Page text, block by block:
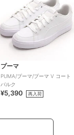
プーマ
PUMA/プーマ/プーマ V コート
バルク
¥5,390 再入荷